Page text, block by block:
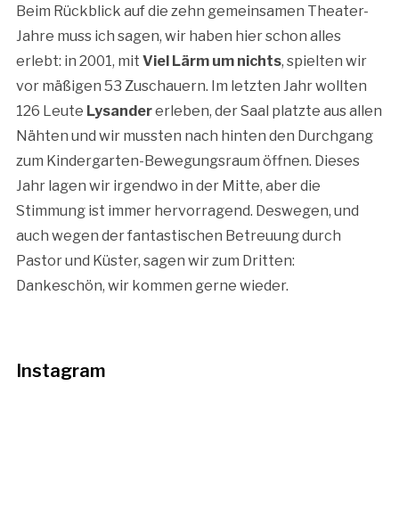
Beim Rückblick auf die zehn gemeinsamen Theater-
Jahre muss ich sagen, wir haben hier schon alles
erlebt: in 2001, mit Viel Lärm um nichts, spielten wir
vor mäßigen 53 Zuschauern. Im letzten Jahr wollten
126 Leute Lysandererleben, der Saal platzte aus allen
Nähten und wir mussten nach hinten den Durchgang
zum Kindergarten-Bewegungsraum öffnen. Dieses
Jahr lagen wir irgendwo in der Mitte, aber die
Stimmung ist immer hervorragend. Deswegen, und
auch wegen der fantastischen Betreuung durch
Pastor und Küster, sagen wir zum Dritten:
Dankeschön, wir kommen gerne wieder.
Instagram